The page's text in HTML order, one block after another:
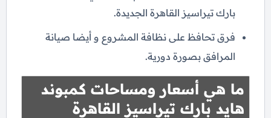
بارك تيراسيز القاهرة الجديدة.
فرق تحافظ على نظافة المشروع و أيضا صيانة
المرافق بصورة دورية.
ما هي أسعار ومساحات كمبوند
هايد بارك تيراسيز القاهرة